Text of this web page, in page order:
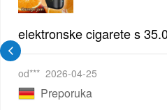
| Elegantna Voćna
elektronske cigarete s
od*** 2026-04-25
Preporuka